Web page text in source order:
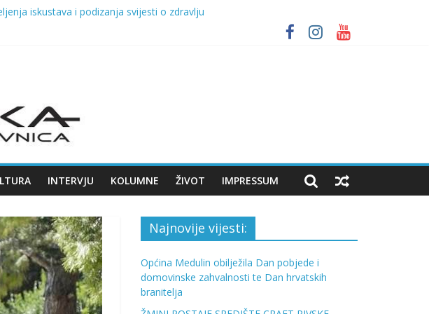
iskustava i podizanja svijesti o zdravlju
INTERVJU KOLUMNE ŽIVOT IMPRESSUM
Najnovije vijesti:
Općina Medulin obilježila Dan pobjede i
domovinske zahvalnosti te Dan hrvatskih
branitelja